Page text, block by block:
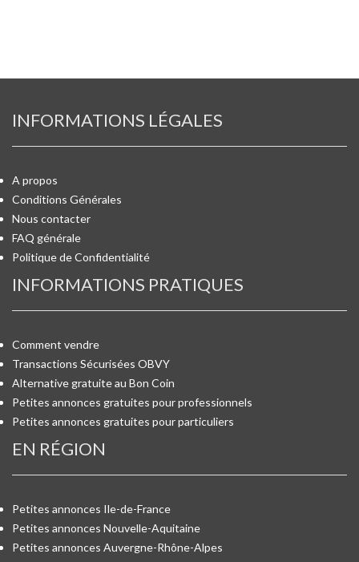
INFORMATIONS LÉGALES
A propos
Conditions Générales
Nous contacter
FAQ générale
Politique de Confidentialité
INFORMATIONS PRATIQUES
Comment vendre
Transactions Sécurisées OBVY
Alternative gratuite au Bon Coin
Petites annonces gratuites pour professionnels
Petites annonces gratuites pour particuliers
EN RÉGION
Petites annonces Ile-de-France
Petites annonces Nouvelle-Aquitaine
Petites annonces Auvergne-Rhône-Alpes